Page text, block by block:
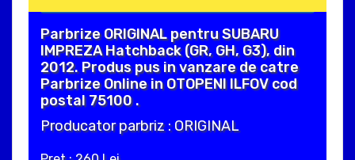
Parbrize ORIGINAL pentru SUBARU
IMPREZA Hatchback (GR, GH, G3), din
2012. Produs pus in vanzare de catre
Parbrize Online in OTOPENI ILFOV cod
postal 75100 .
Producator parbriz : ORIGINAL